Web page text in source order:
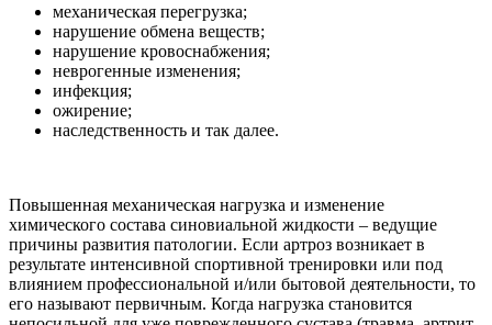
механическая перегрузка;
нарушение обмена веществ;
нарушение кровоснабжения;
неврогенные изменения;
инфекция;
ожирение;
наследственность и так далее.
Повышенная механическая нагрузка и изменение
химического состава синовиальной жидкости – ведущие
причины развития патологии. Если артроз возникает в
результате интенсивной спортивной тренировки или под
влиянием профессиональной и/или бытовой деятельности, то
его называют первичным. Когда нагрузка становится